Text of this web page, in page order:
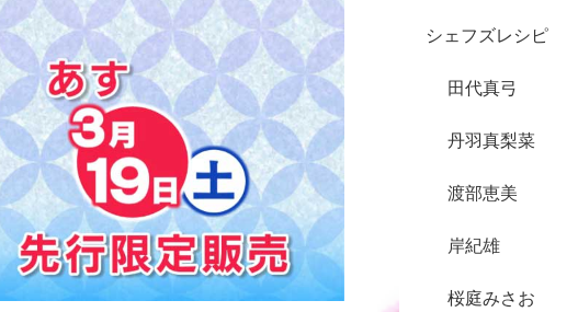
シェフズレシピ
田代真弓
丹羽真梨菜
渡部恵美
岸紀雄
桜庭みさお